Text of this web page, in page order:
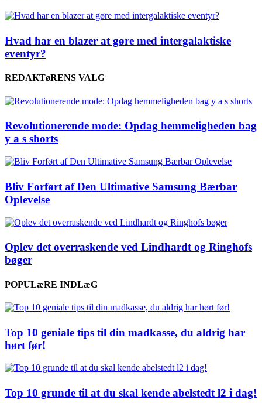
Hvad har en blazer at gøre med intergalaktiske
eventyr?
REDAKTøRENS VALG
Revolutionerende mode: Opdag hemmeligheden bag
y a s shorts
Bliv Forført af Den Ultimative Samsung Bærbar
Oplevelse
Oplev det overraskende ved Lindhardt og Ringhofs
bøger
POPULæRE INDLæG
Top 10 geniale tips til din madkasse, du aldrig har
hørt før!
Top 10 grunde til at du skal kende abelstedt l2 i dag!